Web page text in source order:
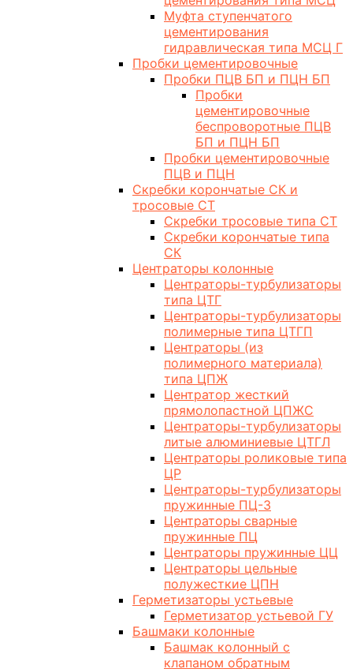
Муфта ступенчатого
цементирования
гидравлическая типа МСЦ Г
Пробки цементировочные
Пробки ПЦВ БП и ПЦН БП
Пробки
цементировочные
беспроворотные ПЦВ
БП и ПЦН БП
Пробки цементировочные
ПЦВ и ПЦН
Скребки корончатые СК и
тросовые СТ
Скребки тросовые типа СТ
Скребки корончатые типа
СК
Центраторы колонные
Центраторы-турбулизаторы
типа ЦТГ
Центраторы-турбулизаторы
полимерные типа ЦТГП
Центраторы (из
полимерного материала)
типа ЦПЖ
Центратор жесткий
прямолопастной ЦПЖС
Центраторы-турбулизаторы
литые алюминиевые ЦТГЛ
Центраторы роликовые типа
ЦР
Центраторы-турбулизаторы
пружинные ПЦ-3
Центраторы сварные
пружинные ПЦ
Центраторы пружинные ЦЦ
Центраторы цельные
полужесткие ЦПН
Герметизаторы устьевые
Герметизатор устьевой ГУ
Башмаки колонные
Башмак колонный с
клапаном обратным